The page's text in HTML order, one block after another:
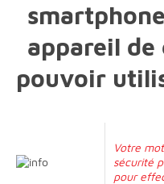
appareil
pouvoir
Votre
sécurité
pour